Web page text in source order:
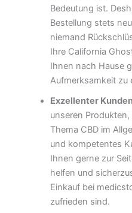
Bedeutung ist.
Bestellung stets
niemand
Ihre California
Ihnen nach Hause
Aufmerksamkeit zu
Exzellenter
unseren
Thema CBD im
und kompetentes
Ihnen gerne zur
helfen und
Einkauf bei
zufrieden sind.